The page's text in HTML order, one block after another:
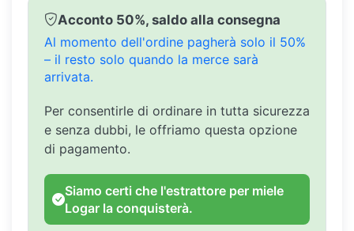
Acconto 50%, saldo alla consegna
Al momento dell'ordine pagherà solo il 50%
– il resto solo quando la merce sarà
arrivata.
Per consentirle di ordinare in tutta sicurezza
e senza dubbi, le offriamo questa opzione
di pagamento.
Siamo certi che l'estrattore per miele
Logar la conquisterà.